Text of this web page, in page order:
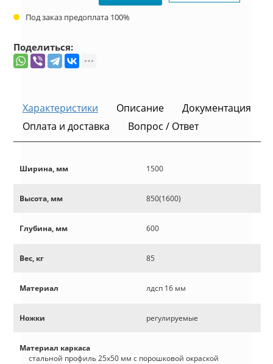
Под заказ предоплата 100%
Поделиться:
Характеристики Описание
Документация
Оплата и доставка
Вопрос / Ответ
Ширина, мм 1500
Высота, мм 850(1600)
Глубина, мм 600
Вес, кг 85
Материал лдсп 16 мм
Ножки регулируемые
Материал каркаса
стальной профиль 25х50 мм с порошковой окраской